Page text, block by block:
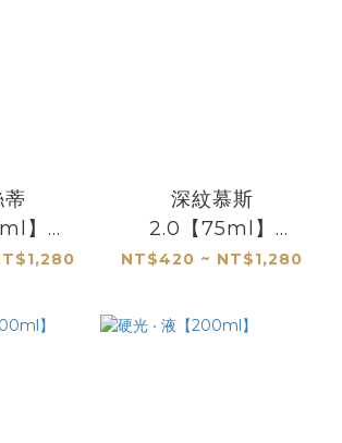
蒂
】
】
深紋慕斯
2.0【75ml】
【200ml】
NT$420 ~ NT$1,280